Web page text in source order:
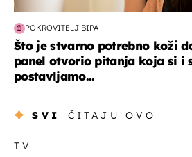
POKROVITELJ BIPA
Što je stvarno potrebno koži
panel otvorio pitanja koja si i
postavljamo...
SVI ČITAJU OVO
TV